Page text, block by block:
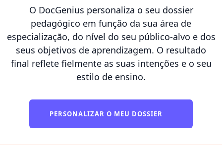
O DocGenius personaliza o seu dossier
pedagógico em função da sua área de
especialização, do nível do seu público-alvo e dos
seus objetivos de aprendizagem. O resultado
final reflete fielmente as suas intenções e o seu
estilo de ensino.
PERSONALIZAR O MEU DOSSIER